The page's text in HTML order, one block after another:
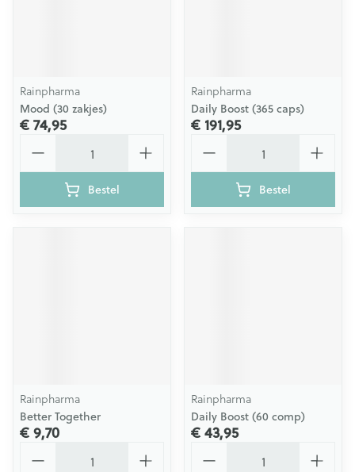
Rainpharma
Mood (30 zakjes)
€ 74,95
Bestel
Rainpharma
Daily Boost (365 caps)
€ 191,95
Bestel
Rainpharma
Better Together
€ 9,70
Rainpharma
Daily Boost (60 comp)
€ 43,95